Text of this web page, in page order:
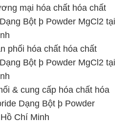
mại hóa chất hóa chất
Bột þ Powder MgCl2 tại
phối hóa chất hóa chất
Bột þ Powder MgCl2 tại
& cung cấp hóa chất hóa
Dạng Bột þ Powder
Chí Minh